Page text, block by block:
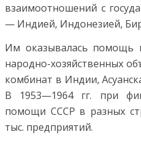
взаимоотношений с
— Индией, Индонезией,
Им оказывалась помощь
народно-хозяйственных
комбинат в Индии,
В 1953—1964 гг. при
помощи СССР в разных
тыс. предприятий.